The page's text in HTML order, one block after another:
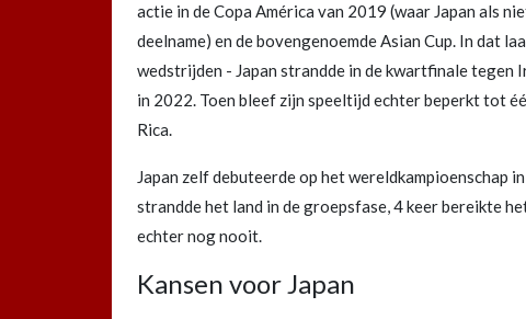
actie in de Copa América van 2019 (waar Japan als
deelname) en de bovengenoemde Asian Cup. In dat
wedstrijden - Japan strandde in de kwartfinale tegen
in 2022. Toen bleef zijn speeltijd echter beperkt tot
Rica.
Japan zelf debuteerde op het wereldkampioenschap
strandde het land in de groepsfase, 4 keer bereikte
echter nog nooit.
Kansen voor Japan